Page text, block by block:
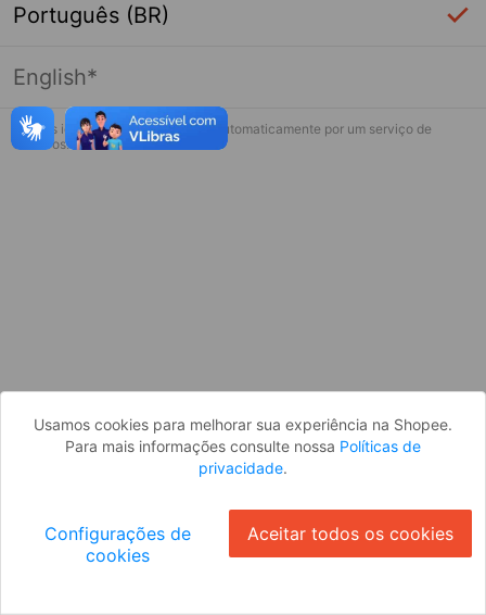
Página indisponível
Desculpe, algo deu errado. Faça login
Português (BR)
English*
* Esses idiomas serão traduzidos automaticamente por um serviço de
terceiros.
Usamos cookies para melhorar sua experiência na Shopee.
Para mais informações consulte nossa Políticas de
privacidade.
Configurações de
cookies
Aceitar todos os cookies